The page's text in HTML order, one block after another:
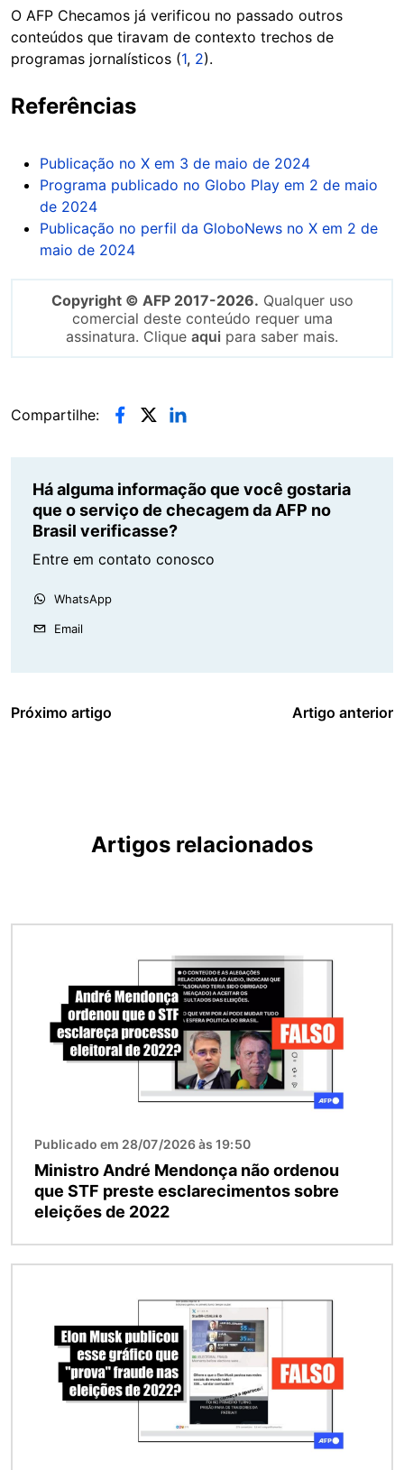
O AFP Checamos já verificou no passado outros
conteúdos que tiravam de contexto trechos de
programas jornalísticos (1, 2).
Referências
Publicação no X em 3 de maio de 2024
Programa publicado no Globo Play em 2 de maio
de 2024
Publicação no perfil da GloboNews no X em 2 de
maio de 2024
Copyright © AFP 2017-2026. Qualquer uso
comercial deste conteúdo requer uma
assinatura. Clique aqui para saber mais.
Compartilhe:
Há alguma informação que você gostaria
que o serviço de checagem da AFP no
Brasil verificasse?
Entre em contato conosco
WhatsApp
Email
Próximo artigo Artigo anterior
Artigos relacionados
Publicado em 28/07/2026 às 19:50
Ministro André Mendonça não ordenou
que STF preste esclarecimentos sobre
eleições de 2022